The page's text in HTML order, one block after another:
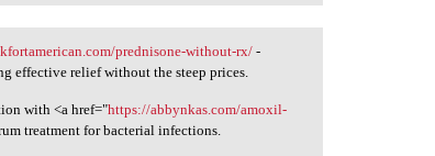
prednisone-without-rx/-
effective relief without the steep prices.
with <a href="https://abbynkas.com/amoxil-
treatment for bacterial infections.